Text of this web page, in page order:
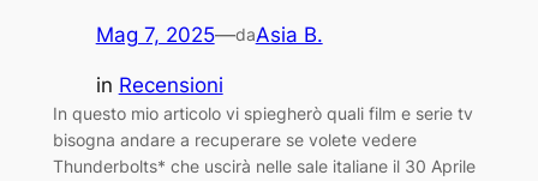
Mag 7, 2025—daAsia B.
in Recensioni
In questo mio articolo vi spiegherò quali film e serie tv
bisogna andare a recuperare se volete vedere
Thunderbolts* che uscirà nelle sale italiane il 30 Aprile